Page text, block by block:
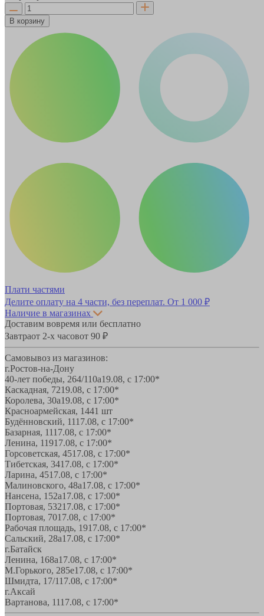
В корзину
Плати частями
Делите оплату на 4 части, без переплат. От 1 000 ₽
Наличие в магазинах
Доставим вовремя или бесплатно
Завтраот 2-х часовот 90 ₽
Самовывоз из магазинов:
г.Ростов-на-Дону
40-лет победы, 264/110а19.08, с 17:00*
Каскадная, 7219.08, с 17:00*
Королева, 30а19.08, с 17:00*
Красноармейская, 1441 шт
Будённовский, 1117.08, с 17:00*
Базарная, 1117.08, с 17:00*
Ленина, 11917.08, с 17:00*
Горсоветская, 4517.08, с 17:00*
Тибетская, 3417.08, с 17:00*
Ларина, 4517.08, с 17:00*
Малиновского, 48а17.08, с 17:00*
Нансена, 152а17.08, с 17:00*
Портовая, 53217.08, с 17:00*
Портовая, 7017.08, с 17:00*
Рабочая площадь, 1917.08, с 17:00*
Сальский, 28a17.08, с 17:00*
г.Батайск
Ленина, 168а17.08, с 17:00*
М.Горького, 285е17.08, с 17:00*
Шмидта, 17/117.08, с 17:00*
г.Аксай
Вартанова, 1117.08, с 17:00*